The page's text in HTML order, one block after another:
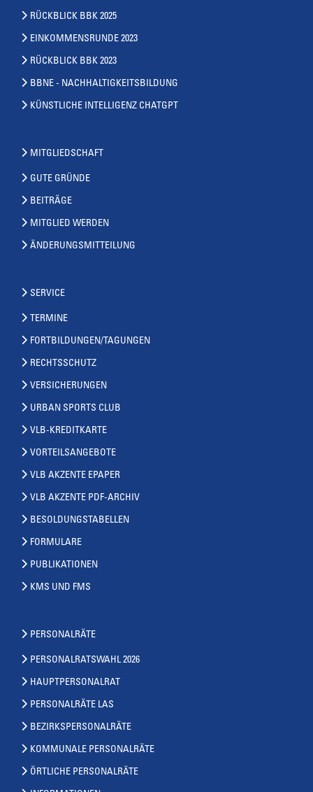
RÜCKBLICK BBK 2025
EINKOMMENSRUNDE 2023
RÜCKBLICK BBK 2023
BBNE - NACHHALTIGKEITSBILDUNG
KÜNSTLICHE INTELLIGENZ CHATGPT
MITGLIEDSCHAFT
GUTE GRÜNDE
BEITRÄGE
MITGLIED WERDEN
ÄNDERUNGSMITTEILUNG
SERVICE
TERMINE
FORTBILDUNGEN/TAGUNGEN
RECHTSSCHUTZ
VERSICHERUNGEN
URBAN SPORTS CLUB
VLB-KREDITKARTE
VORTEILSANGEBOTE
VLB AKZENTE EPAPER
VLB AKZENTE PDF-ARCHIV
BESOLDUNGSTABELLEN
FORMULARE
PUBLIKATIONEN
KMS UND FMS
PERSONALRÄTE
PERSONALRATSWAHL 2026
HAUPTPERSONALRAT
PERSONALRÄTE LAS
BEZIRKSPERSONALRÄTE
KOMMUNALE PERSONALRÄTE
ÖRTLICHE PERSONALRÄTE